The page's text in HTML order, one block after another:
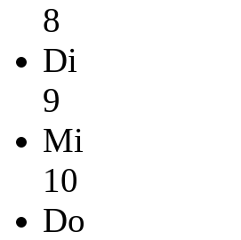
8
Di
9
Mi
10
Do